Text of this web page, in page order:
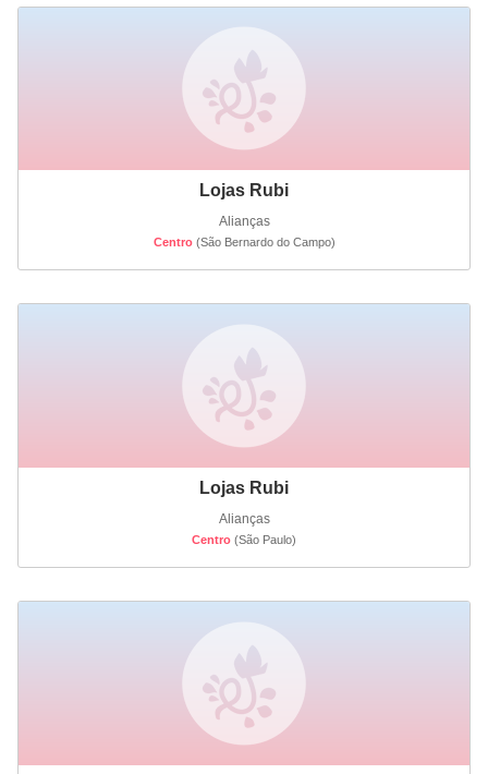
Lojas Rubi
Alianças
Centro(São Bernardo do Campo)
Lojas Rubi
Alianças
Centro (São Paulo)